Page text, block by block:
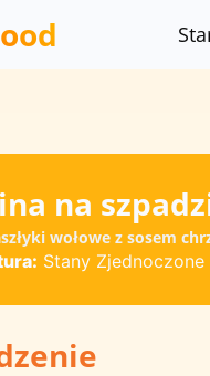
na
wołowe z sosem
Stany Zjednoczone|